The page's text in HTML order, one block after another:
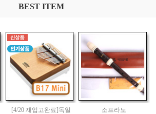
BEST ITEM
[4/20 재입고완료]독일
소프라노